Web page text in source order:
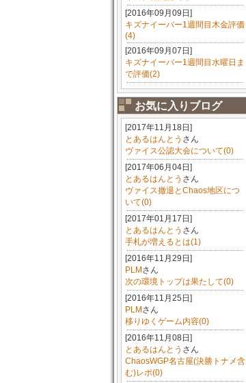
[2016年09月09日]
キズナイーバー1週間目木金評価
(4)
[2016年09月07日]
キズナイーバー1週間目水曜日ま
で評価(2)
お気に入りブログ
[2017年11月18日]
とあるはんとう さん
ヴァイス公認大会について(0)
[2017年06月04日]
とあるはんとう さん
ヴァイス撤退とChaos地区につ
いて(0)
[2017年01月17日]
とあるはんとう さん
手札が増えるとは(1)
[2016年11月29日]
PLM さん
次の環境トップは果たして(0)
[2016年11月25日]
PLM さん
移りゆくゲーム内容(0)
[2016年11月08日]
とあるはんとう さん
ChaosWGP名古屋(決勝トナメ含
む)レポ(0)